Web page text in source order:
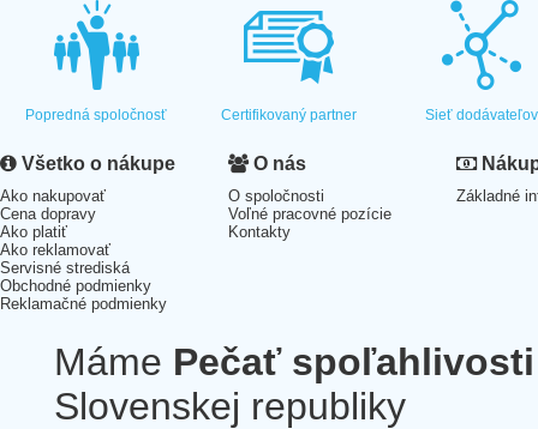
Popredná spoločnosť Certifikovaný partner Sieť dodávateľov
Všetko o nákupe
Ako nakupovať
Cena dopravy
Ako platiť
Ako reklamovať
Servisné strediská
Obchodné podmienky
Reklamačné podmienky
O nás
O spoločnosti
Voľné pracovné pozície
Kontakty
Základné
Máme Pečať spoľahlivosti
Slovenskej republiky